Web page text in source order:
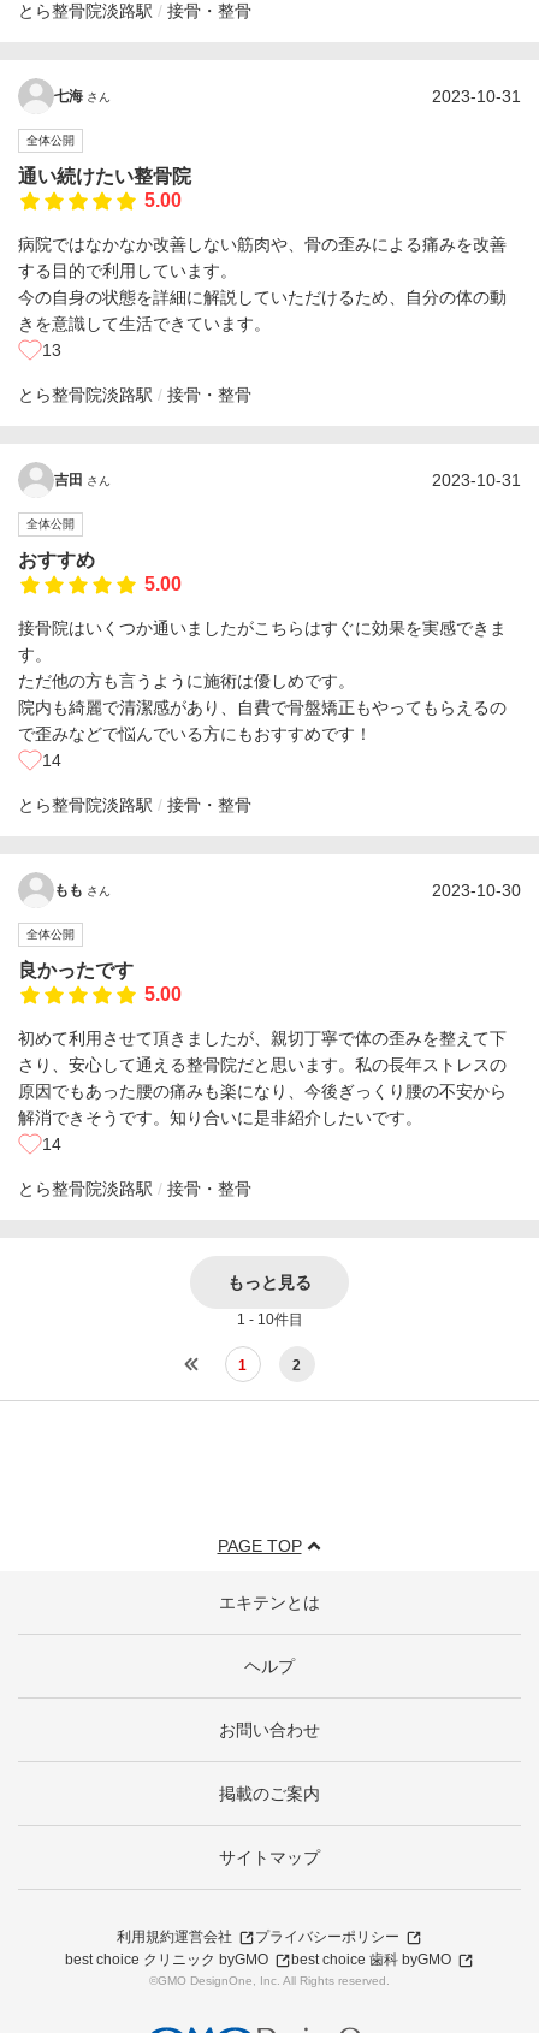
とら整骨院淡路駅 接骨・整骨
七海 さん 2023-10-31
全体公開
通い続けたい整骨院
5.00
病院ではなかなか改善しない筋肉や、骨の歪みによる痛みを改善
する目的で利用しています。
今の自身の状態を詳細に解説していただけるため、自分の体の動
きを意識して生活できています。
13
とら整骨院淡路駅 接骨・整骨
吉田 さん 2023-10-31
全体公開
おすすめ
5.00
接骨院はいくつか通いましたがこちらはすぐに効果を実感できま
す。
ただ他の方も言うように施術は優しめです。
院内も綺麗で清潔感があり、自費で骨盤矯正もやってもらえるの
で歪みなどで悩んでいる方にもおすすめです！
14
とら整骨院淡路駅 接骨・整骨
もも さん 2023-10-30
全体公開
良かったです
5.00
初めて利用させて頂きましたが、親切丁寧で体の歪みを整えて下
さり、安心して通える整骨院だと思います。私の長年ストレスの
原因でもあった腰の痛みも楽になり、今後ぎっくり腰の不安から
解消できそうです。知り合いに是非紹介したいです。
14
とら整骨院淡路駅 接骨・整骨
もっと見る
1 - 10件目
1 2
PAGE TOP
エキテンとは
ヘルプ
お問い合わせ
掲載のご案内
サイトマップ
利用規約運営会社
プライバシーポリシー
best choice クリニック byGMO
best choice 歯科 byGMO
©GMO DesignOne, Inc. All Rights reserved.